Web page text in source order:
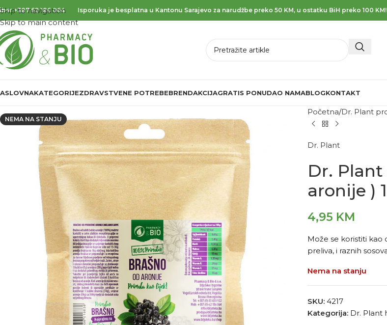
Skip to navigation
Skip to main content
+387 62 186 064 Isporuka je besplatna u Kantonu Sarajevo za narudžbe preko 50 KM, u ostatku BiH preko 100
KATEGORIJEZDRAVSTVENE POTREBEBRENDAKCIJAGRATIS PONUDAO NAMABLOGKONTAKT
NEMA NA STANJU
Početna Dr. Plant
Dr. Plant
Dr.
aronije )
4,95 KM
Može se koristiti kao
preliva, i raznih
Nema na stanju
SKU: 4217
Kategorija: Dr. Plant